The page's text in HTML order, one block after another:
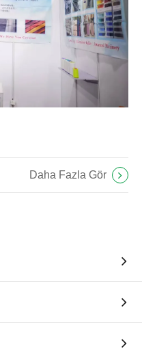
Daha Fazla Gör